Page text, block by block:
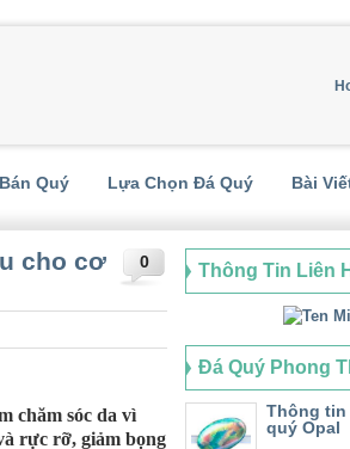
Quý Lựa Chọn Đá Quý Bài
0
cho cơ
chăm sóc da vì
rực rỡ, giảm bọng
Thông Tin Liên
Đá Quý Phong
Thông tin
quý Opal